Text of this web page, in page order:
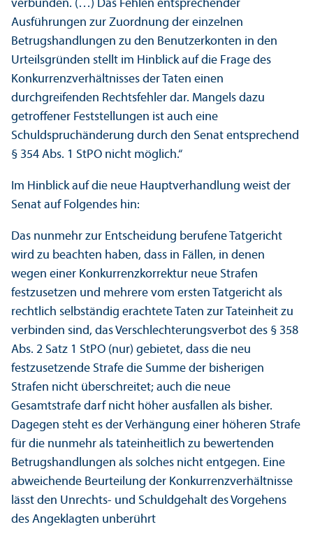
verbunden. (…) Das Fehlen entsprechender
Ausführungen zur Zuordnung der einzelnen
Betrugshandlungen zu den Benutzerkonten in den
Urteilsgründen stellt im Hinblick auf die Frage des
Konkurrenz­verhältnisses der Taten einen
durchgreifenden Rechts­fehler dar. Mangels dazu
getroffener Feststellungen ist auch eine
Schuldspruchänderung durch den Senat entsprechend
§ 354 Abs. 1 StPO nicht möglich.“
Im Hinblick auf die neue Hauptverhandlung weist der
Senat auf Folgendes hin:
Das nunmehr zur Entscheidung berufene Tatgericht
wird zu beachten haben, dass in Fällen, in denen
wegen einer Konkurrenzkorrektur neue Strafen
festzusetzen und mehrere vom ersten Tatgericht als
rechtlich selbständig erachtete Taten zur Tateinheit zu
verbinden sind, das Verschlechterungs­verbot des § 358
Abs. 2 Satz 1 StPO (nur) gebietet, dass die neu
festzusetzende Strafe die Summe der bisherigen
Strafen nicht überschreitet; auch die neue
Gesamtstrafe darf nicht höher ausfallen als bisher.
Dagegen steht es der Verhängung einer höheren Strafe
für die nunmehr als tateinheitlich zu bewertenden
Betrugshandlungen als solches nicht entgegen. Eine
abweichende Beurteilung der Konkurrenz­verhältnisse
lässt den Unrechts- und Schuldgehalt des Vorgehens
des Angeklagten unberührt